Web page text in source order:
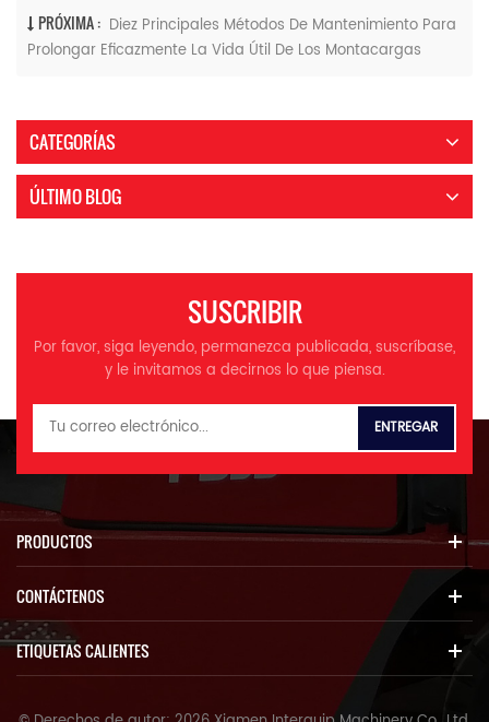
PRÓXIMA : Diez Principales Métodos De Mantenimiento Para
Prolongar Eficazmente La Vida Útil De Los Montacargas
CATEGORÍAS
ÚLTIMO BLOG
SUSCRIBIR
Por favor, siga leyendo, permanezca publicada, suscríbase,
y le invitamos a decirnos lo que piensa.
PRODUCTOS
CONTÁCTENOS
ETIQUETAS CALIENTES